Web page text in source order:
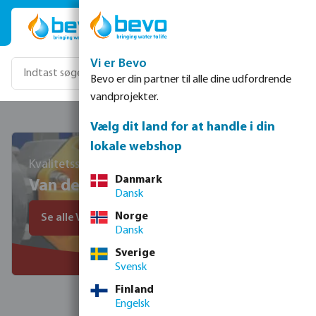
Gå til hovedindhold
Kvalitetsstandard siden 1956
Van de Lande
Se alle VDL produkter
Vi er Bevo
Bevo er din partner til alle dine udfordrende
vandprojekter.
Vælg dit land for at handle i din
lokale webshop
Danmark
Dansk
Norge
Dansk
Sverige
Svensk
Finland
Engelsk